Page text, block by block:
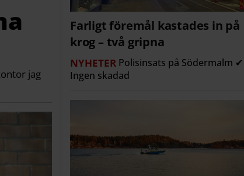
jag
Farligt föremål kastades in på
krog – två gripna
NYHETER Polisinsats på Södermalm ✔
Ingen skadad